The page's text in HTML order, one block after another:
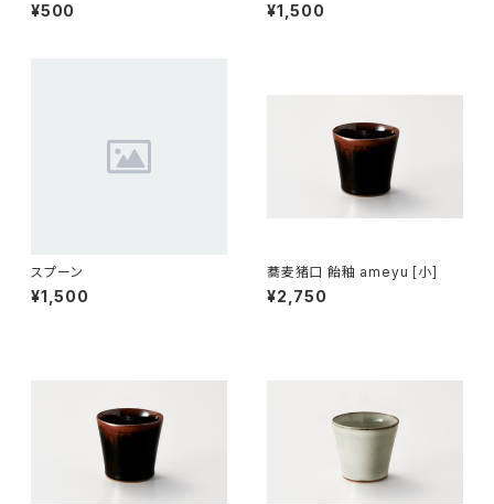
¥500 ¥1,500
スプーン
¥1,500
蕎麦猪口 飴釉 ameyu [小]
¥2,750